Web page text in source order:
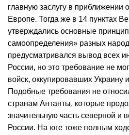
главную заслугу в приближении
Европе. Тогда же в 14 пунктах
утверждались основные
самоопределения» разных
предусматривался вывод всех
России, но это требование не
войск, оккупировавших Украину
Подобные требования не
странам Антанты, которые
значительную часть северной и
России. На юге тоже полным